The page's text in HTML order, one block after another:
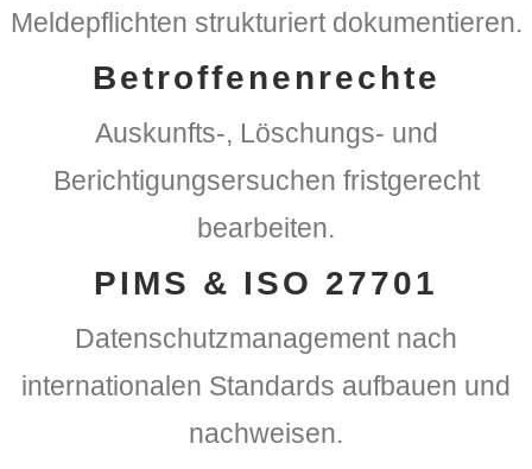
Meldepflichten strukturiert dokumentieren.
Betroffenenrechte
Auskunfts-, Löschungs- und
Berichtigungsersuchen fristgerecht
bearbeiten.
PIMS & ISO 27701
Datenschutzmanagement nach
internationalen Standards aufbauen und
nachweisen.